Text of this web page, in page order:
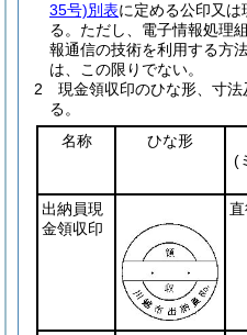
35号)別表に定める公印又
る。 ただし、電子情報処理
報通信の技術を利用する方
は、この限りでない。
2
現金領収印のひな形、寸
る。
名称
ひな形
(
出納員現
金領収印